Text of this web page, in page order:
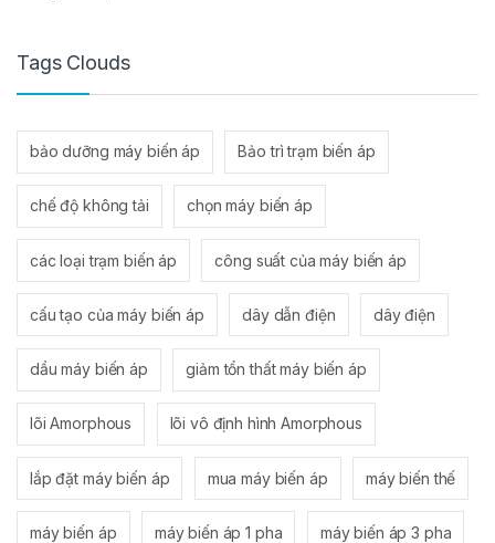
Tags Clouds
bảo dưỡng máy biến áp Bảo trì trạm biến áp
chế độ không tải chọn máy biến áp
các loại trạm biến áp công suất của máy biến áp
cấu tạo của máy biến áp dây dẫn điện dây điện
dầu máy biến áp giảm tổn thất máy biến áp
lõi Amorphous lõi vô định hình Amorphous
lắp đặt máy biến áp mua máy biến áp máy biến thế
máy biến áp máy biến áp 1 pha máy biến áp 3 pha